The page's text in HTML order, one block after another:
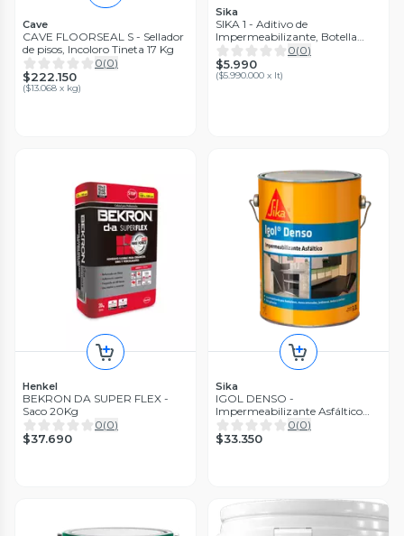
Cave
CAVE FLOORSEAL S - Sellador
de pisos, Incoloro Tineta 17 Kg
0(0)
$222.150
($13.068 x kg)
Sika
SIKA 1 - Aditivo de
Impermeabilizante, Botella
950ml
0(0)
$5.990
($5.990.000 x lt)
Henkel
BEKRON DA SUPER FLEX -
Saco 20Kg
0(0)
$37.690
Sika
IGOL DENSO -
Impermeabilizante Asfáltico
Universal, 3lts 0(0)
$33.350